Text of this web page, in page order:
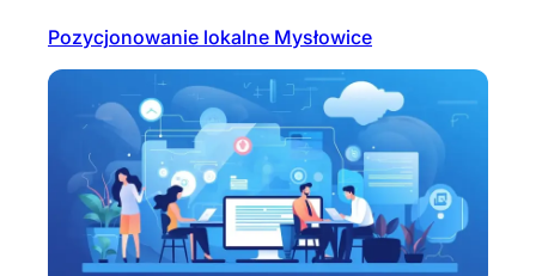
Pozycjonowanie lokalne Mysłowice